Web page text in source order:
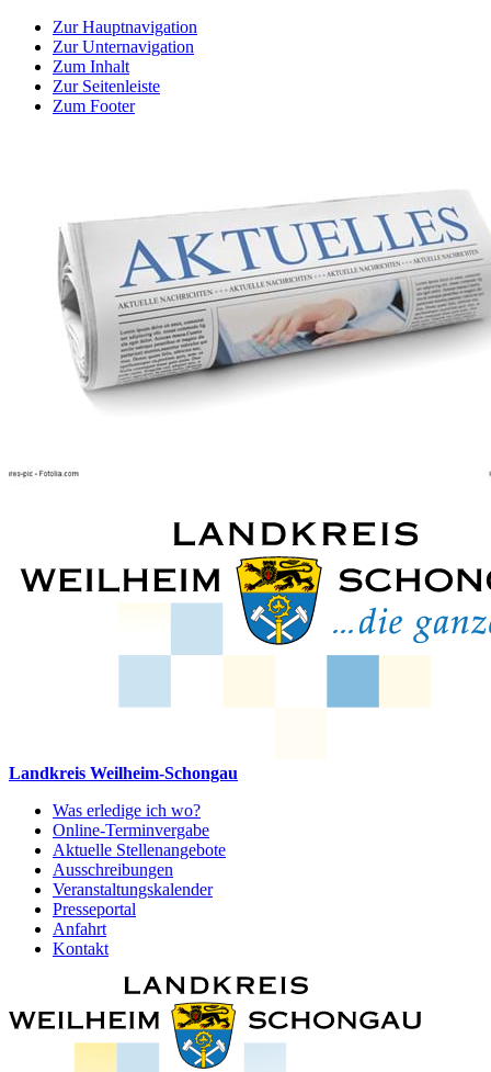
Zur Hauptnavigation
Zur Unternavigation
Zum Inhalt
Zur Seitenleiste
Zum Footer
Landkreis Weilheim-Schongau
Was erledige ich wo?
Online-Terminvergabe
Aktuelle Stellenangebote
Ausschreibungen
Veranstaltungskalender
Presseportal
Anfahrt
Kontakt